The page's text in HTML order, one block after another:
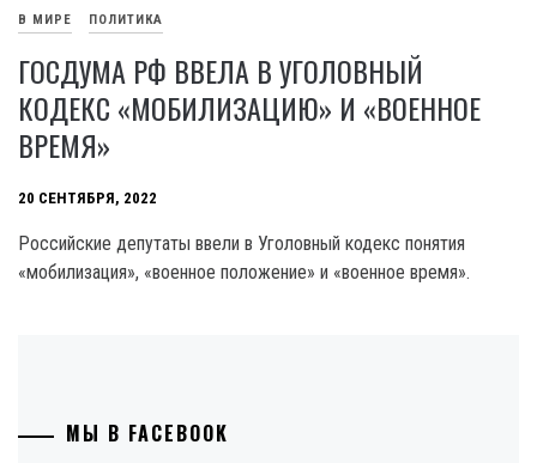
В МИРЕ ПОЛИТИКА
ГОСДУМА РФ ВВЕЛА В УГОЛОВНЫЙ
КОДЕКС «МОБИЛИЗАЦИЮ» И «ВОЕННОЕ
ВРЕМЯ»
20 СЕНТЯБРЯ, 2022
Российские депутаты ввели в Уголовный кодекс понятия
«мобилизация», «военное положение» и «военное время».
МЫ В FACEBOOK